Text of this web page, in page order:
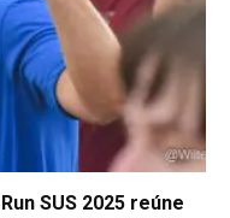
SUS 2025 reúne